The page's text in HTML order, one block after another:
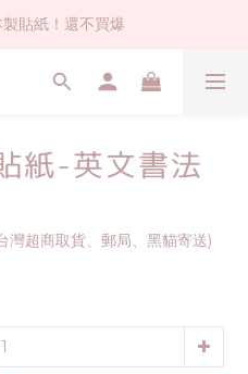
有趣的打洞器
貼紙！還不買爆
運(台灣地區)
紙-英文書法
超商取貨、郵局、黑貓寄送)